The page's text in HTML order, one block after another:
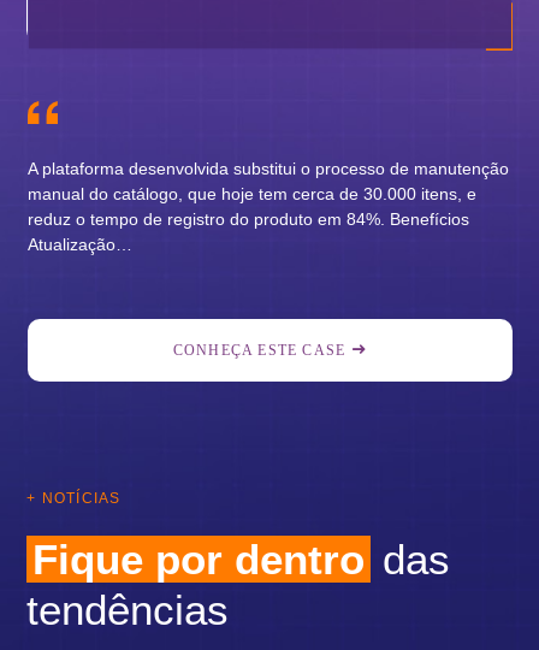
A plataforma desenvolvida substitui o processo de manutenção
manual do catálogo, que hoje tem cerca de 30.000 itens, e
reduz o tempo de registro do produto em 84%. Benefícios
Atualização…
CONHEÇA ESTE CASE
+ NOTÍCIAS
Fique por dentro das
tendências